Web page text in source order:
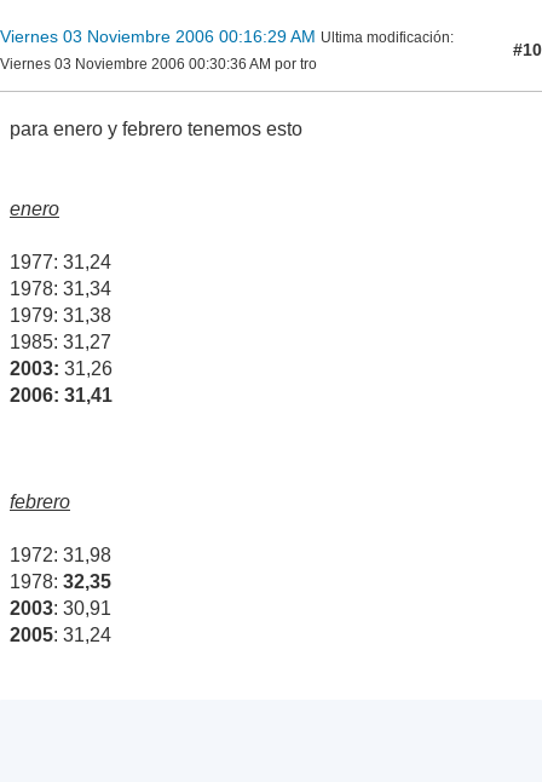
Viernes 03 Noviembre 2006 00:16:29 AM Ultima modificación:
Viernes 03 Noviembre 2006 00:30:36 AM por tro
#10
para enero y febrero tenemos esto
enero
1977: 31,24
1978: 31,34
1979: 31,38
1985: 31,27
2003: 31,26
2006: 31,41
febrero
1972: 31,98
1978: 32,35
2003: 30,91
2005: 31,24